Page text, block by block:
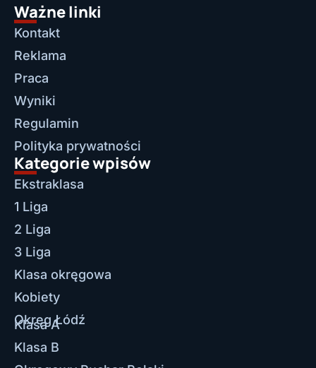
Ważne linki
Kontakt
Reklama
Praca
Wyniki
Regulamin
Polityka prywatności
Kategorie wpisów
Ekstraklasa
1 Liga
2 Liga
3 Liga
Klasa okręgowa
Kobiety
Okręg Łódź
Klasa A
Klasa B